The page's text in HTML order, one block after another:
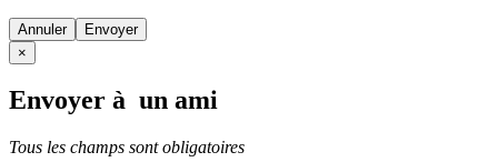
Annuler
×
Envoyer à un ami
Tous les champs sont obligatoires